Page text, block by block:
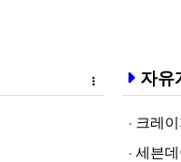
자유
크레이지
세븐데이